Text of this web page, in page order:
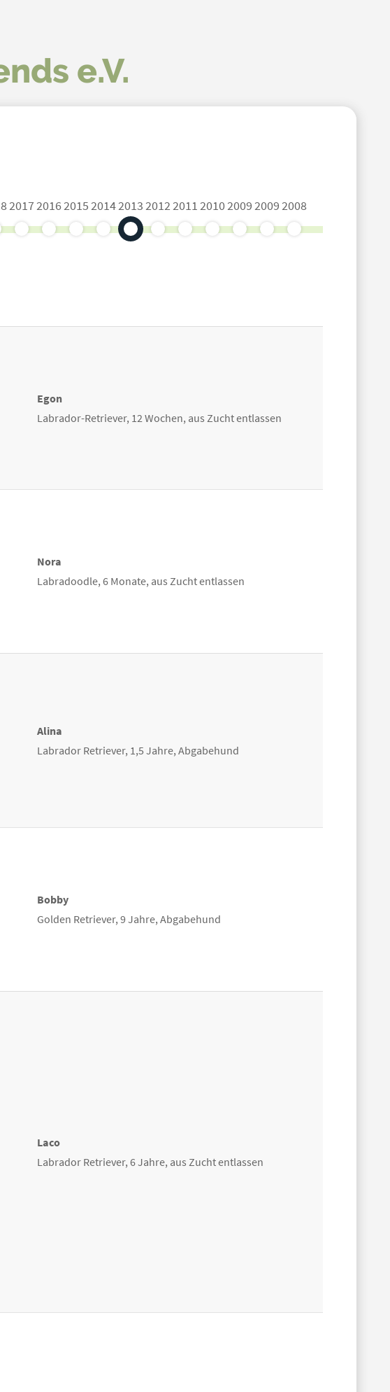
e.V.
20172016201520142013201220112010200920092008
Egon
Labrador-Retriever, 12 Wochen, aus Zucht entlassen
Nora
Labradoodle, 6 Monate, aus Zucht entlassen
Alina
Labrador Retriever, 1,5 Jahre, Abgabehund
Bobby
Golden Retriever, 9 Jahre, Abgabehund
Laco
Labrador Retriever, 6 Jahre, aus Zucht entlassen